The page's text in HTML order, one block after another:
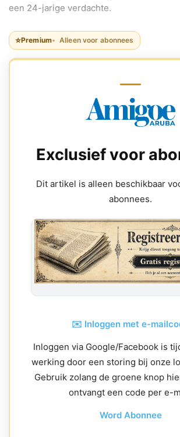
een 24-jarige verdachte.
⭐Premium Alleen voor abonnees
Exclusief voor
Dit artikel is alleen beschikbaar
abonnees.
✉️ Inloggen met e-
Inloggen via Google/Facebook is
werking door een storing bij onze
Gebruik zolang de groene knop
ontvangt een code per e-
Word Abonnee